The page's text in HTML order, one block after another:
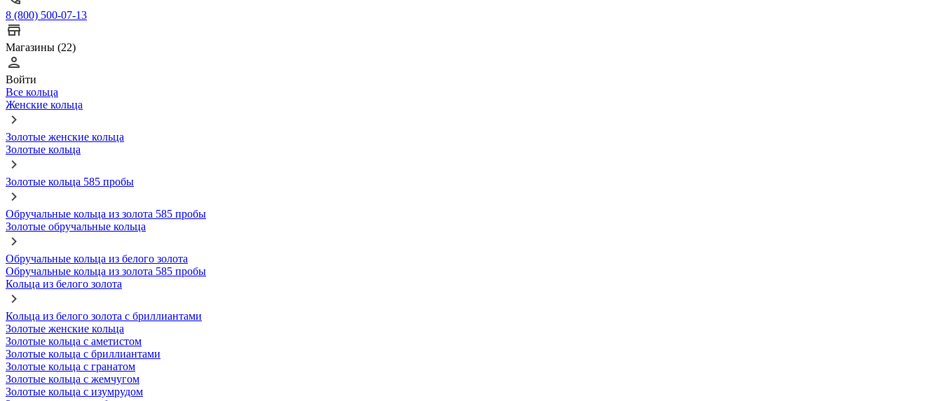
8 (800) 500-07-13
Магазины (22)
Войти
Все кольца
Женские кольца
Золотые женские кольца
Золотые кольца
Золотые кольца 585 пробы
Обручальные кольца из золота 585 пробы
Золотые обручальные кольца
Обручальные кольца из белого золота
Обручальные кольца из золота 585 пробы
Кольца из белого золота
Кольца из белого золота с бриллиантами
Золотые женские кольца
Золотые кольца с аметистом
Золотые кольца с бриллиантами
Золотые кольца с гранатом
Золотые кольца с жемчугом
Золотые кольца с изумрудом